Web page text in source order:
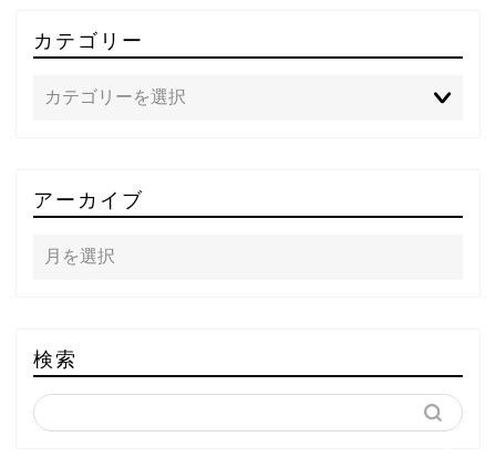
カテゴリー
アーカイブ
検索
～DA PUMP YORIの晴れ
ばれラジオ～